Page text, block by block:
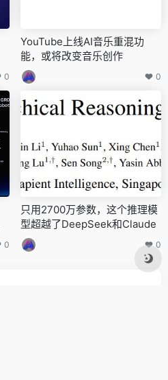
0
YouTube上线AI音乐重混功
能，或将改变音乐创作
0
0
只用2700万参数，这个推理模
型超越了DeepSeek和Claude
0